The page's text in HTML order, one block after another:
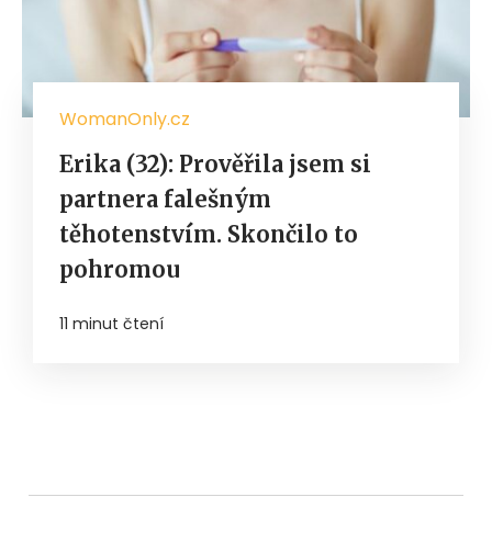
WomanOnly.cz
Erika (32): Prověřila jsem si
partnera falešným
těhotenstvím. Skončilo to
pohromou
11 minut čtení